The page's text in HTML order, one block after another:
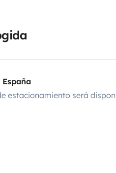
estacionamiento será